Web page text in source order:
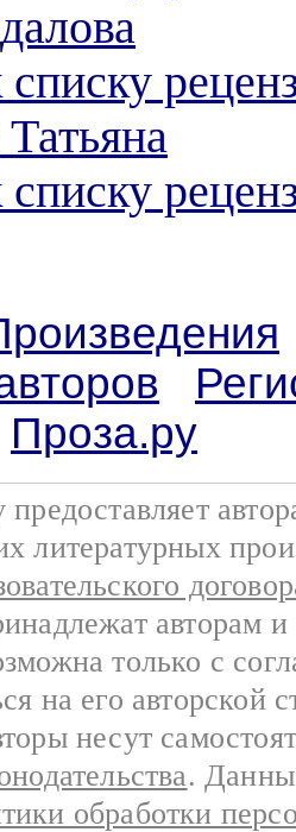
Проза.ру
литературных
авторам
только с
на его авторской
несут
.
обработки